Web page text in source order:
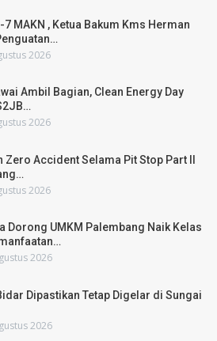
7 MAKN , Ketua Bakum Kms Herman
2026
Ambil Bagian, Clean Energy Day
2026
Zero Accident Selama Pit Stop Part II
2026
Dorong UMKM Palembang Naik Kelas
2026
Dipastikan Tetap Digelar di Sungai
2026